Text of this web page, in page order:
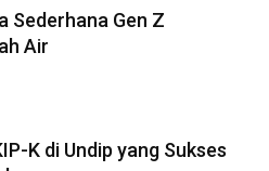
Sederhana Gen Z
Air
K di Undip yang Sukses